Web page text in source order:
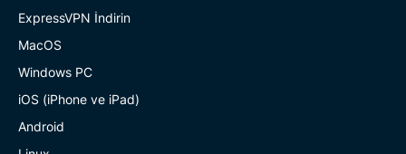
ExpressVPN İndirin
MacOS
Windows PC
iOS (iPhone ve iPad)
Android